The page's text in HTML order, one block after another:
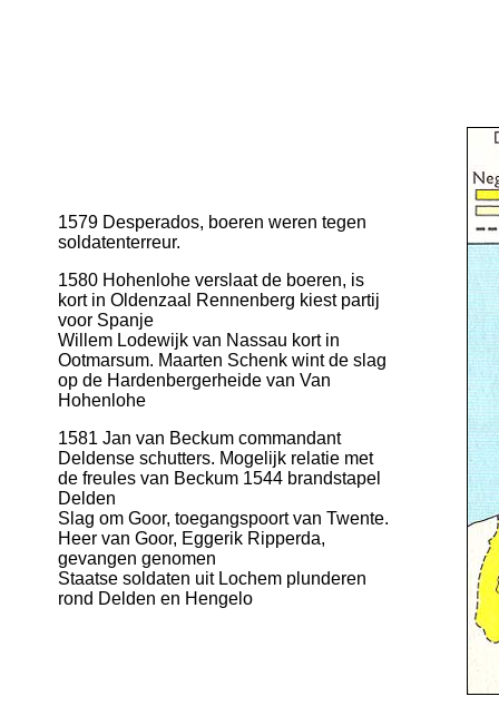
1579 Desperados, boeren weren tegen
soldatenterreur.
1580 Hohenlohe verslaat de boeren, is
kort in Oldenzaal Rennenberg kiest partij
voor Spanje
Willem Lodewijk van Nassau kort in
Ootmarsum. Maarten Schenk wint de slag
op de Hardenbergerheide van Van
Hohenlohe
1581 Jan van Beckum commandant
Deldense schutters. Mogelijk relatie met
de freules van Beckum 1544 brandstapel
Delden
Slag om Goor, toegangspoort van Twente.
Heer van Goor, Eggerik Ripperda,
gevangen genomen
Staatse soldaten uit Lochem plunderen
rond Delden en Hengelo